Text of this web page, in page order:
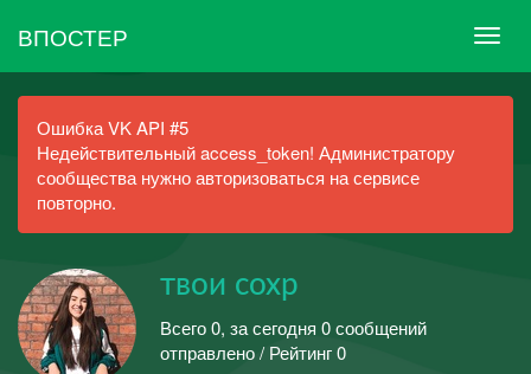
ВПОСТЕР
Ошибка VK API #5
Недействительный access_token! Администратору
сообщества нужно авторизоваться на сервисе
повторно.
твои сохр
Всего 0, за сегодня 0 сообщений
отправлено / Рейтинг 0